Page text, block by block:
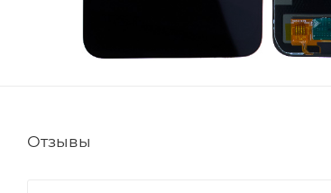
Отзывы